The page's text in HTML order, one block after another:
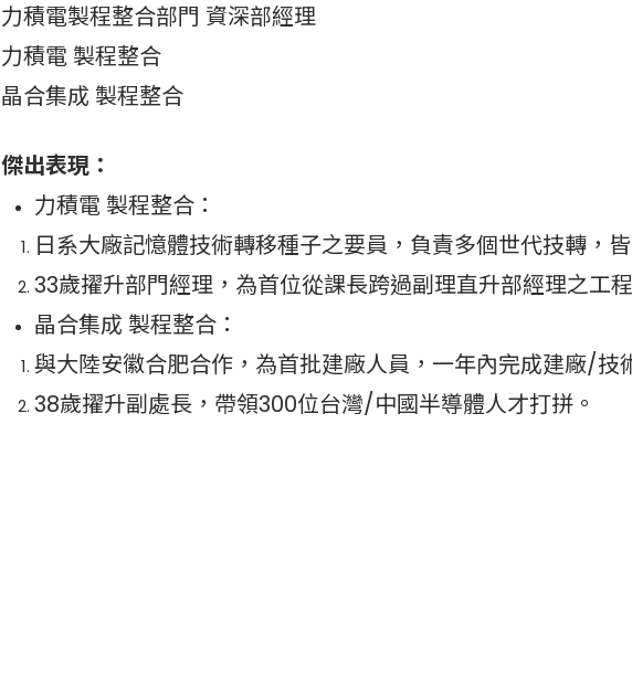
力積電製程整合部門 資深部經理
力積電 製程整合
晶合集成 製程整合
傑出表現：
力積電 製程整合：
日系大廠記憶體技術轉移種子之要員，負責多個世代技轉，
33歲擢升部門經理，為首位從課長跨過副理直升部經理之工
晶合集成 製程整合：
與大陸安徽合肥合作，為首批建廠人員，一年內完成建廠/技
38歲擢升副處長，帶領300位台灣/中國半導體人才打拼。